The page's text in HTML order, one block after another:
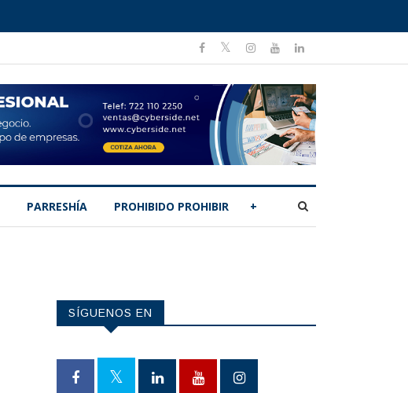
PARRESHÍA PROHIBIDO PROHIBIR +
SÍGUENOS EN